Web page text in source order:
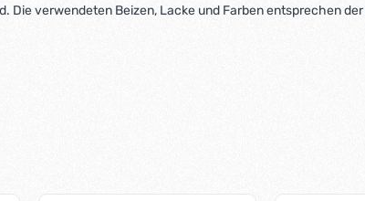
Die verwendeten Beizen, Lacke und Farben entsprechen der